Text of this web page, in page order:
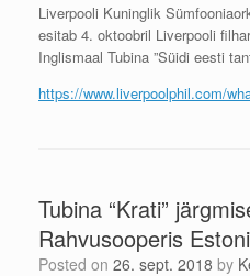
Liverpooli Kuninglik
esitab 4. oktoobril Liverpooli
Inglismaal Tubina ”Süidi eesti
https://www.liverpoolphil.com/
Tubina “Krati”
Rahvusooperis
Posted on 26. sept. 2018 by